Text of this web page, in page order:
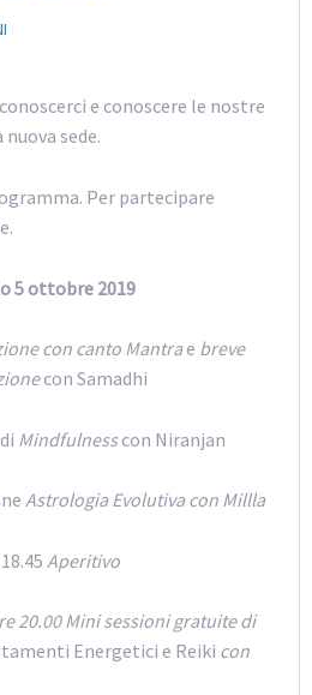
e conoscere le nostre
sede.
Per partecipare
5 ottobre 2019
con canto Mantrae breve
con Samadhi
Mindfulnesscon Niranjan
Astrologia Evolutiva con Millla
Aperitivo
20.00 Mini sessioni gratuite di
Energetici e Reiki con